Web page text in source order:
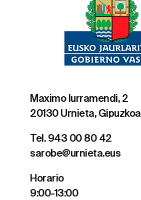
Maximo Iurramendi, 2
20130 Urnieta, Gipuzkoa
Tel. 943 00 80 42
sarobe@urnieta.eus
Horario
9:00-13:00